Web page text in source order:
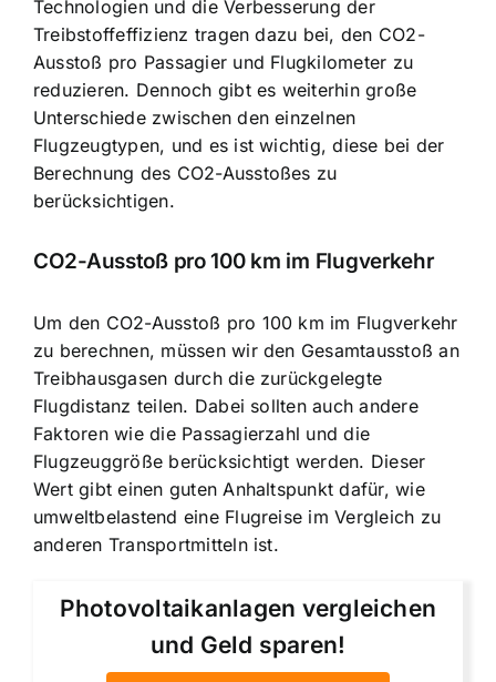
Technologienund die Verbesserung der
Treibstoffeffizienz tragen dazu bei, den CO2-
Ausstoß pro Passagier und Flugkilometer zu
reduzieren. Dennoch gibt es weiterhin große
Unterschiede zwischen den einzelnen
Flugzeugtypen, und es ist wichtig, diese bei der
Berechnung des CO2-Ausstoßes zu
berücksichtigen.
CO2-Ausstoß pro 100 km im Flugverkehr
Um den CO2-Ausstoß pro 100 km im Flugverkehr
zu berechnen, müssen wir den Gesamtausstoß an
Treibhausgasen durch die zurückgelegte
Flugdistanz teilen. Dabei sollten auch andere
Faktoren wie die Passagierzahl und die
Flugzeuggröße berücksichtigt werden. Dieser
Wert gibt einen guten Anhaltspunkt dafür, wie
umweltbelastend eine Flugreise im Vergleich zu
anderen Transportmitteln ist.
Photovoltaikanlagen vergleichen
und Geld sparen!